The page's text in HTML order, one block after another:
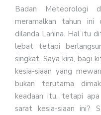
Badan Meteorologi
meramalkan tahun
dilanda Lanina. Hal itu
lebat tetapi
singkat. Saya kira, bagi
kesia-siaan yang
bukan terutama
keadaan itu, tetapi
sarat kesia-siaan ini?